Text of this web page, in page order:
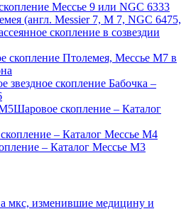
Мессье 9 или NGC 6333
скопление Птолемея, Мессье М7 в
звездное скопление Бабочка –
Шаровое скопление – Каталог
– Каталог Мессье М4
– Каталог Мессье М3